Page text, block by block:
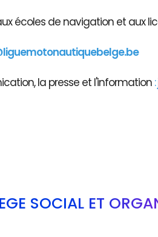
écoles de navigation et aux
la presse et l'information :
SOCIAL ET